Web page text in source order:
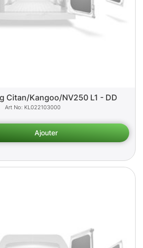
Citan/Kangoo/NV250 L1 - DD
KL022103000